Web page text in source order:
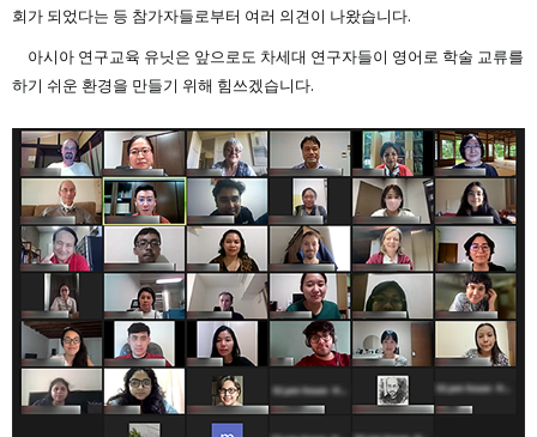
회가 되었다는 등 참가자들로부터 여러 의견이 나왔습니다.
아시아 연구교육 유닛은 앞으로도 차세대 연구자들이 영어로 학술 교류를
하기 쉬운 환경을 만들기 위해 힘쓰겠습니다.